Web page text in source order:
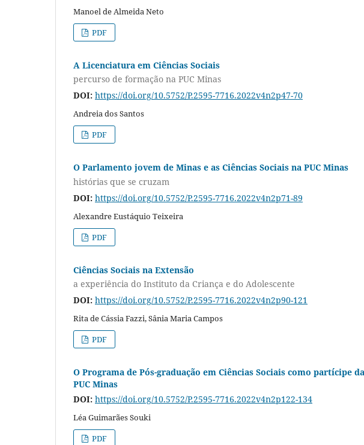
Manoel de Almeida Neto
PDF
A Licenciatura em Ciências Sociais
percurso de formação na PUC Minas
DOI: https://doi.org/10.5752/P.2595-7716.2022v4n2p47-70
Andreia dos Santos
PDF
O Parlamento jovem de Minas e as Ciências Sociais na PUC Minas
histórias que se cruzam
DOI: https://doi.org/10.5752/P.2595-7716.2022v4n2p71-89
Alexandre Eustáquio Teixeira
PDF
Ciências Sociais na Extensão
a experiência do Instituto da Criança e do Adolescente
DOI: https://doi.org/10.5752/P.2595-7716.2022v4n2p90-121
Rita de Cássia Fazzi, Sânia Maria Campos
PDF
O Programa de Pós-graduação em Ciências Sociais como partícipe
PUC Minas
DOI: https://doi.org/10.5752/P.2595-7716.2022v4n2p122-134
Léa Guimarães Souki
PDF